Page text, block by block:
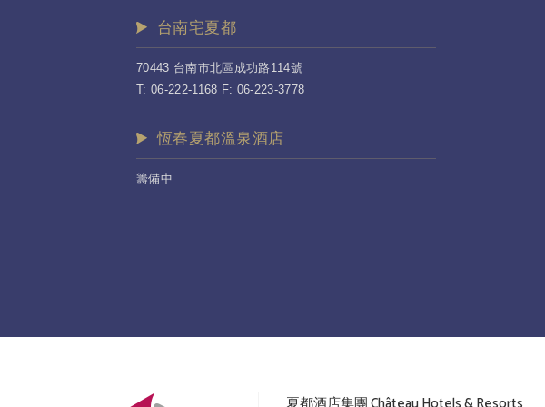
台南宅夏都
70443 台南市北區成功路114號
T: 06-222-1168 F: 06-223-3778
恆春夏都溫泉酒店
籌備中